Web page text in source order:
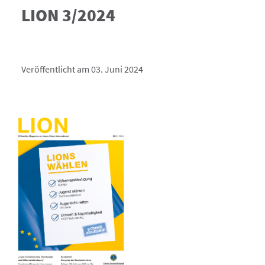
LION 3/2024
Veröffentlicht am 03. Juni 2024